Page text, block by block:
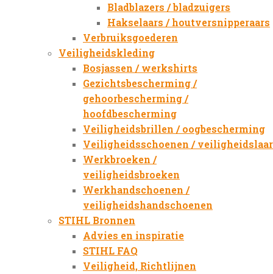
Bladblazers / bladzuigers
Hakselaars / houtversnipperaars
Verbruiksgoederen
Veiligheidskleding
Bosjassen / werkshirts
Gezichtsbescherming /
gehoorbescherming /
hoofdbescherming
Veiligheidsbrillen / oogbescherming
Veiligheidsschoenen /
Werkbroeken /
veiligheidsbroeken
Werkhandschoenen /
veiligheidshandschoenen
STIHL Bronnen
Advies en inspiratie
STIHL FAQ
Veiligheid, Richtlijnen